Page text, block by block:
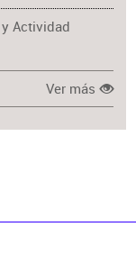
Actividad
Ver más